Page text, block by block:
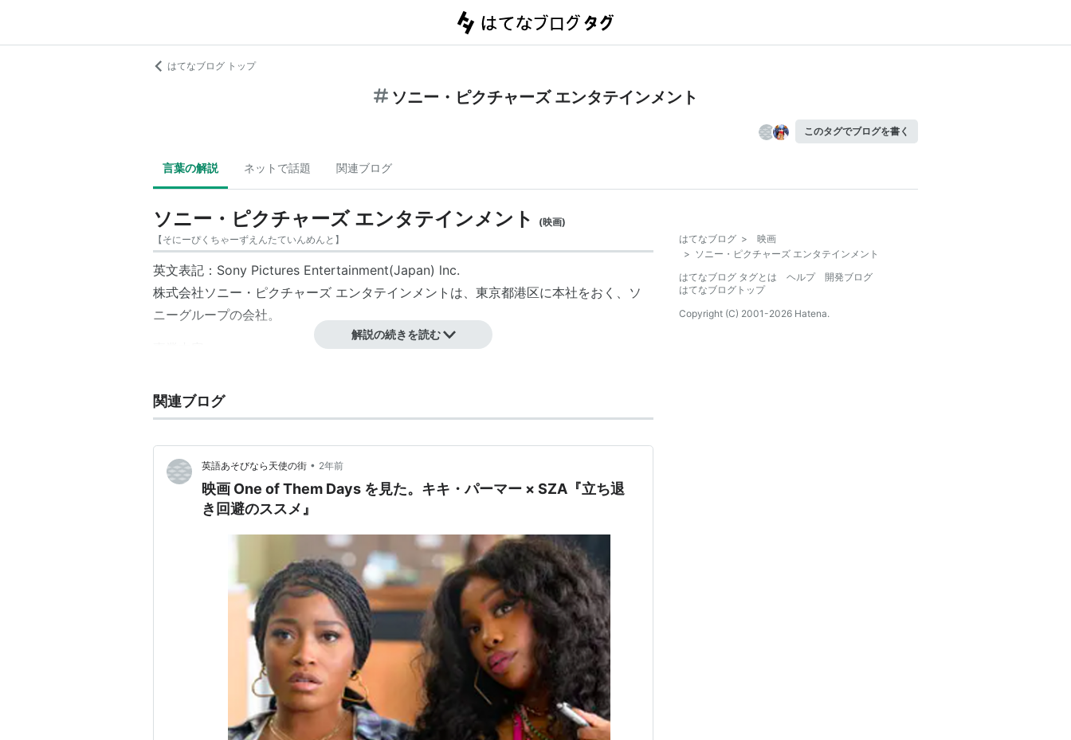
はてなブログ トップ
ソニー・ピクチャーズ エンタテインメント
このタグでブログを書く
言葉の解説 ネットで話題 関連ブログ
ソニー・ピクチャーズ エンタテインメント (映画)
【そにーぴくちゃーずえんたていんめんと 】
英文表記： Sony Pictures Entertainment(Japan) lnc.
株式会社ソニー・ピクチャーズ エンタテインメント は、 東京都港区に本社をおく、 ソ
ニーグループの会社。
ィルム）の企画・制作・製造・販売・輸出入・賃貸および放送・上映・配給
2. 放送事業
出資比率
ソニー・ピクチャーズ・エンタテインメント62.1％
ソニー株式会社33.3%
アニマックスブロードキャスト・ジャパン
AXN ジャパン
解説の続きを読む
関連ブログ
英語あそびなら天使の街 • 2年前
映画 One of Them Days を見た。キキ・パーマー × SZA『立ち退
き回避のススメ』
はてなブログ >
映画
> ソニー・ピクチャーズ エンタテインメント
はてなブログ タグとは
ヘルプ
開発ブログ
はてなブログトップ
Copyright (C) 2001-2026 Hatena.